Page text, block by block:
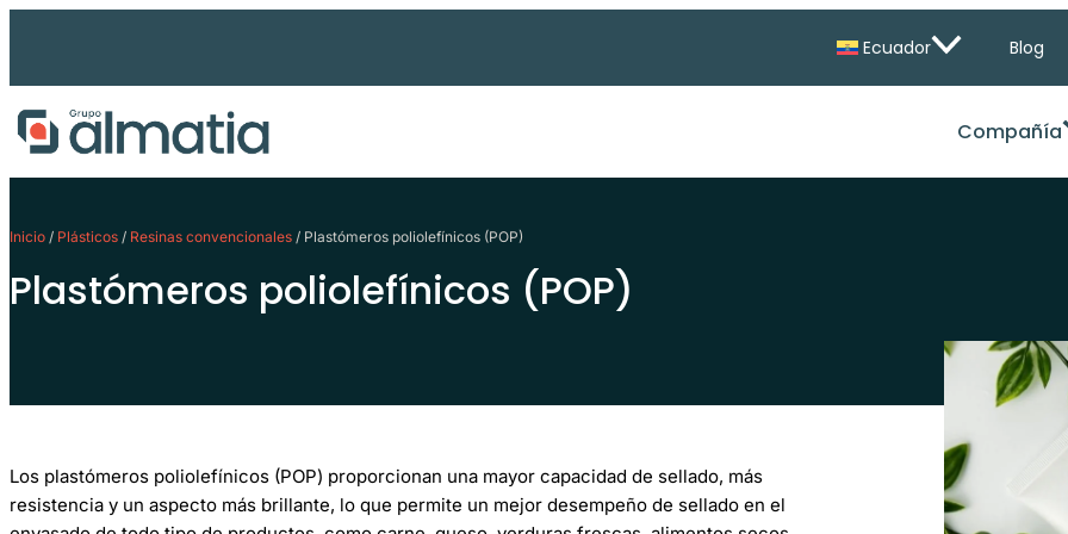
Ir
Ecuador Blog
Compañía
Inicio / Plásticos / Resinas convencionales / Plastómeros poliolefínicos (POP)
Plastómeros poliolefínicos (POP)
Los plastómeros poliolefínicos (POP) proporcionan una mayor capacidad de sellado, más
resistencia y un aspecto más brillante, lo que permite un mejor desempeño de sellado en el